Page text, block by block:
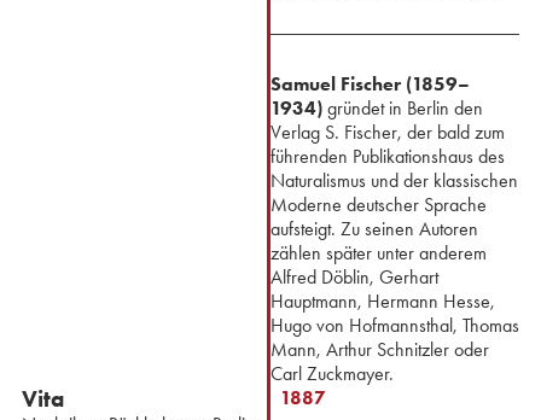
Samuel Fischer (1859–
1934) gründet in Berlin den
Verlag S. Fischer, der bald zum
führenden Publikationshaus des
Naturalismus und der klassischen
Moderne deutscher Sprache
aufsteigt. Zu seinen Autoren
zählen später unter anderem
Alfred Döblin, Gerhart
Hauptmann, Hermann Hesse,
Hugo von Hofmannsthal, Thomas
Mann, Arthur Schnitzler oder
Carl Zuckmayer.
Vita 1887